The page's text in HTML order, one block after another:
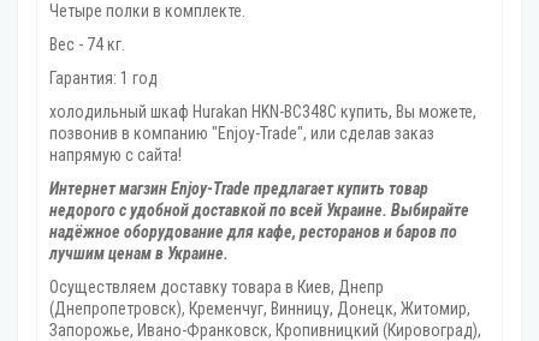
Четыре полки в комплекте.
Вес - 74 кг.
Гарантия: 1 год
холодильный шкаф Hurakan HKN-BC348C купить, Вы можете,
позвонив в компанию "Enjoy-Trade", или сделав заказ
напрямую с сайта!
Интернет магзин Enjoy-Trade предлагает купить товар
недорого с удобной доставкой по всей Украине. Выбирайте
надёжное оборудование для кафе, ресторанов и баров по
лучшим ценам в Украине.
Осуществляем доставку товара в Киев, Днепр
(Днепропетровск), Кременчуг, Винницу, Донецк‎, Житомир,
Запорожье, Ивано-Франковск, Кропивницкий‎ (Кировоград),